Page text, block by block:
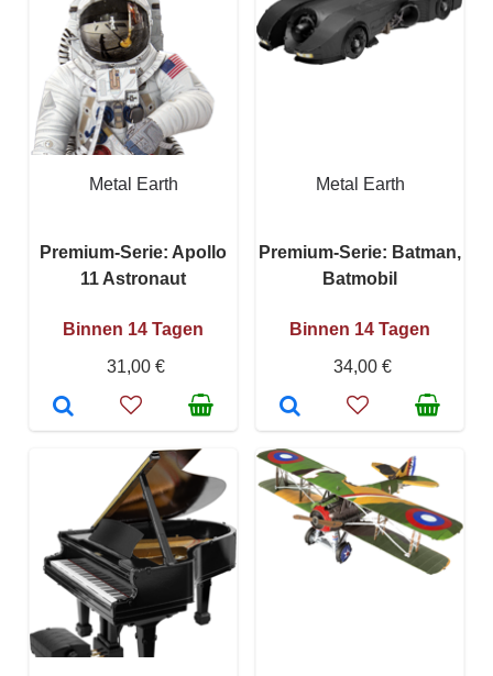
Metal Earth
Premium-Serie: Apollo
11 Astronaut
Binnen 14 Tagen
31,00 €
Metal Earth
Premium-Serie: Batman,
Batmobil
Binnen 14 Tagen
34,00 €